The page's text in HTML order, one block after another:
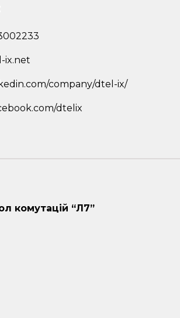
ix.net
company/dtel-ix/
dtelix
комутацій “Л7”